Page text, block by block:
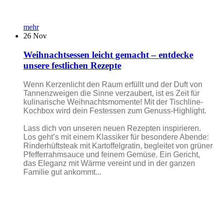
mehr
26 Nov
Weihnachtsessen leicht gemacht – entdecke
unsere festlichen Rezepte
Wenn Kerzenlicht den Raum erfüllt und der Duft von
Tannenzweigen die Sinne verzaubert, ist es Zeit für
kulinarische Weihnachtsmomente! Mit der Tischline-
Kochbox wird dein Festessen zum Genuss-Highlight.
Lass dich von unseren neuen Rezepten inspirieren.
Los geht’s mit einem Klassiker für besondere Abende:
Rinderhüftsteak mit Kartoffelgratin, begleitet von grüner
Pfefferrahmsauce und feinem Gemüse. Ein Gericht,
das Eleganz mit Wärme vereint und in der ganzen
Familie gut ankommt...